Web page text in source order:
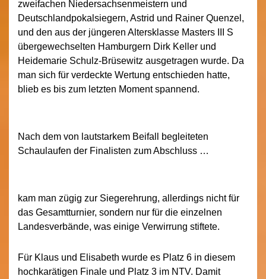
zweifachen Niedersachsenmeistern und
Deutschlandpokalsiegern, Astrid und Rainer Quenzel,
und den aus der jüngeren Altersklasse Masters III S
übergewechselten Hamburgern Dirk Keller und
Heidemarie Schulz-Brüsewitz ausgetragen wurde. Da
man sich für verdeckte Wertung entschieden hatte,
blieb es bis zum letzten Moment spannend.
Nach dem von lautstarkem Beifall begleiteten
Schaulaufen der Finalisten zum Abschluss …
kam man zügig zur Siegerehrung, allerdings nicht für
das Gesamtturnier, sondern nur für die einzelnen
Landesverbände, was einige Verwirrung stiftete.
Für Klaus und Elisabeth wurde es Platz 6 in diesem
hochkarätigen Finale und Platz 3 im NTV. Damit